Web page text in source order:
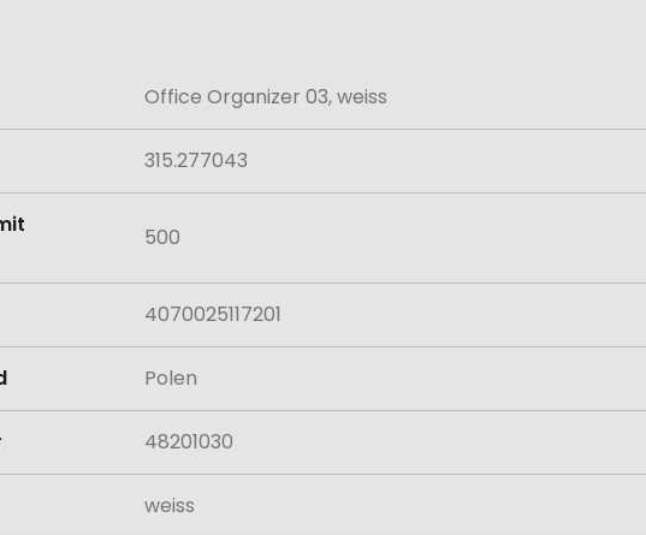
Office Organizer 03, weiss
315.277043
500
4070025117201
Polen
48201030
weiss